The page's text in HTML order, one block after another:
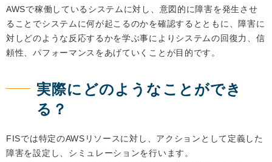
AWSで稼働しているシステムに対し、意図的に障害を発生させ
ることでシステムに何が起こるのかを確認するとともに、障害に
対しどのような反応するかを学ぶ事によりシステムの回復力、信
頼性、パフォーマンスをあげていくことが目的です。
実際にどのようなことができ
る？
FISでは特定のAWSリソースに対し、アクションとして定義した
障害を設定し、シミュレーションを行います。